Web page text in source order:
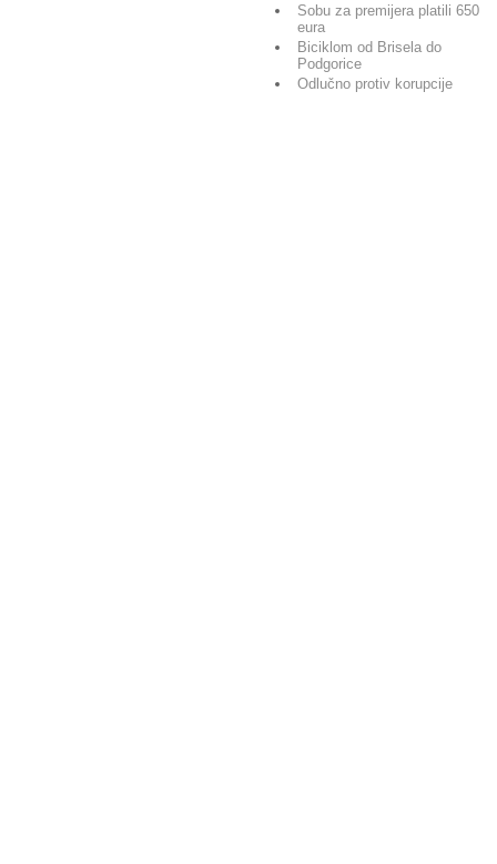
Sobu za premijera platili 650
eura
Biciklom od Brisela do
Podgorice
Odlučno protiv korupcije